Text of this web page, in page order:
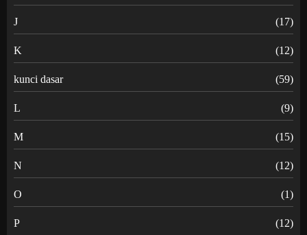
J (17)
K (12)
kunci dasar (59)
L (9)
M (15)
N (12)
O (1)
P (12)